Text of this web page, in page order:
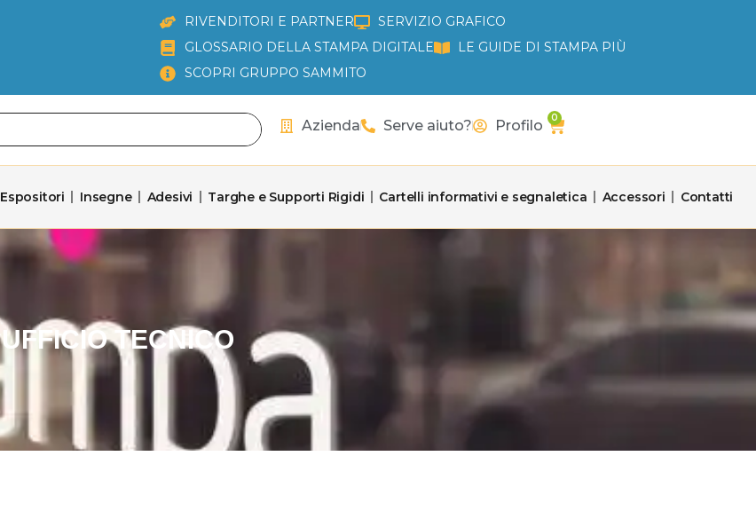
RIVENDITORI E PARTNER
SERVIZIO GRAFICO
GLOSSARIO DELLA STAMPA DIGITALE
LE GUIDE DI STAMPA PIÙ
SCOPRI GRUPPO SAMMITO
Azienda Serve aiuto? Profilo 0
Carrello
Espositori Insegne Adesivi Targhe e Supporti Rigidi Cartelli informativi e segnaletica Accessori Contatti
UFFICIO TECNICO